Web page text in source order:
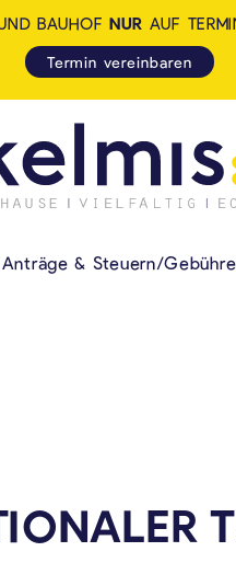
Anträge & Steuern/
BAUHOF NUR AUF
Termin vereinbaren